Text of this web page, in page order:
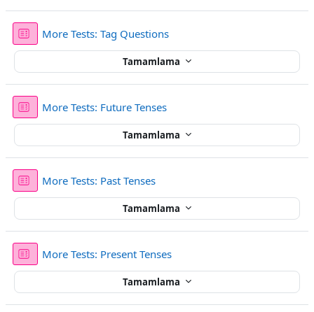
More Tests: Tag QuestionsSınav
Tamamlama
More Tests: Future TensesSınav
Tamamlama
More Tests: Past TensesSınav
Tamamlama
More Tests: Present TensesSınav
Tamamlama